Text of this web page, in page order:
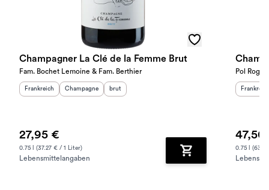
Champagner La Clé de la Femme Brut
Fam. Bochet Lemoine & Fam. Berthier
Herkunftsland
Frankreich Herkunftsregion :
Champagne Geschmack
brut
27,95 €
0.75 l (37.27 € / 1 Liter)
Lebensmittelangaben Zum Warenkorb
Pol Roger
47,50
0.75 l